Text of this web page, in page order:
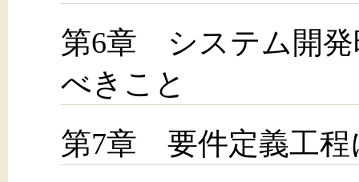
第6章 システム開発
べきこと
第7章 要件定義工程